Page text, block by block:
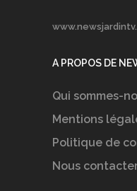
A PROPOS DE
Qui sommes-
Mentions
Politique de
Nous